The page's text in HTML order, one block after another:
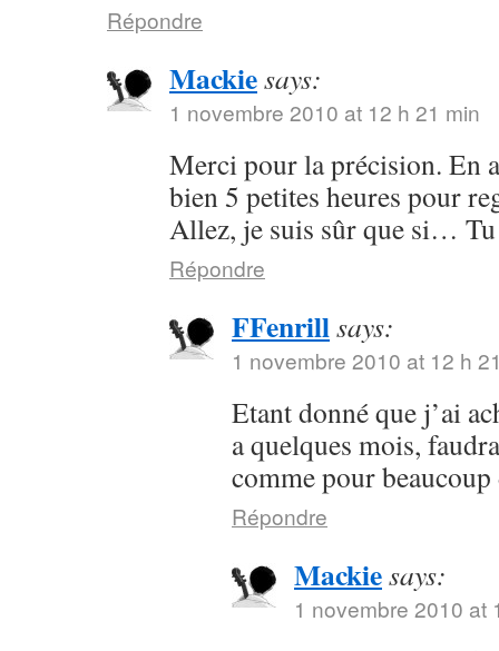
Répondre
Mackiesays:
1 novembre 2010 at 12 h 21 min
Merci pour la précision. En
bien 5 petites heures pour
Allez, je suis sûr que si… Tu
Répondre
FFenrillsays:
1 novembre 2010 at 12 h
Etant donné que j’ai
a quelques mois,
comme pour beaucoup
Répondre
Mackiesays:
1 novembre 2010 at